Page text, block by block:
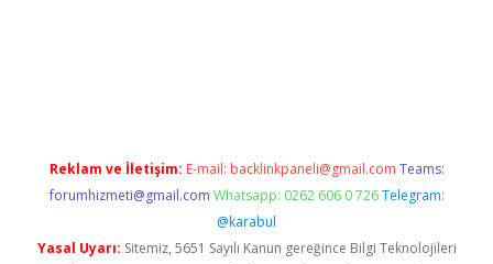
Reklam ve İletişim: E-mail: backlinkpaneli@gmail.com Teams:
forumhizmeti@gmail.com Whatsapp: 0262 606 0 726 Telegram:
@karabul
Yasal Uyarı: Sitemiz, 5651 Sayılı Kanun gereğince Bilgi Teknolojileri